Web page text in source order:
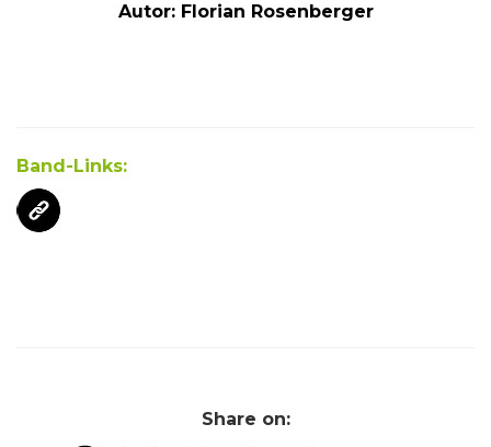
Autor: Florian Rosenberger
Band-Links:
Share on: